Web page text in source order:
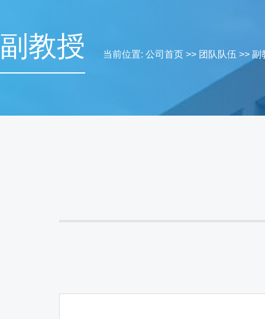
副教授 当前位置: 公司首页 >> 团队队伍 >> 副